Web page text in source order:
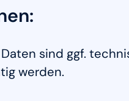
sind ggf.
werden.